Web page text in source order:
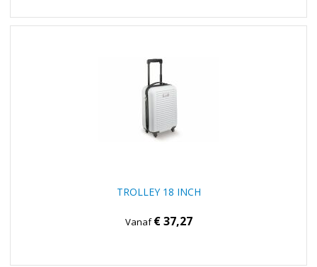
TROLLEY 18 INCH
Vanaf€ 37,27